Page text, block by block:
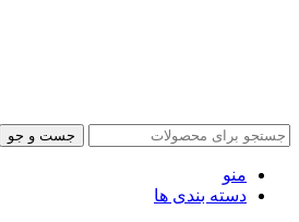
جست و جو
منو
دسته بندی ها